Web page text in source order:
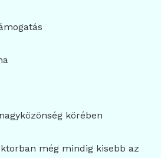
körében
még mindig kisebb az